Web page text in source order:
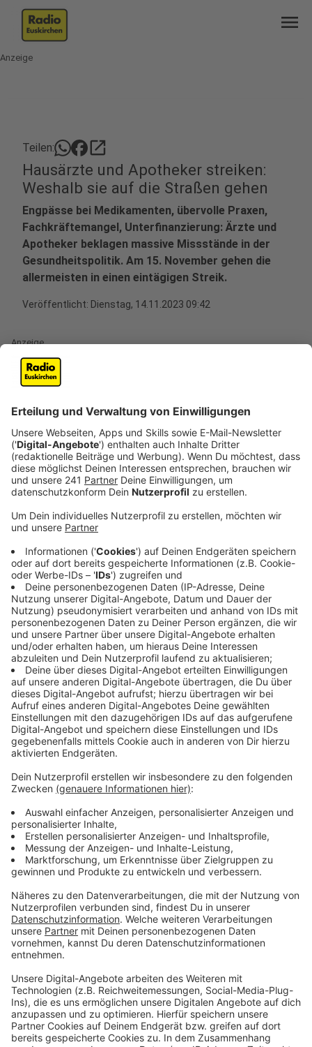
menu
Anzeige
Teilen: open_in_new
Hausärzte und Apotheker streiken:
Weshalb sie auf die Straßen gehen
Engpässe bei Medikamenten, übervolle Praxen,
Fachkräftemangel, Unterfinanzierung: Ärzte und
Apotheker beklagen massive Missstände in der
Gesundheitspolitik. Am 15. November gehen die
allermeisten in einen eintägigen Streik.
Veröffentlicht: Dienstag, 14.11.2023 09:42
Anzeige
Vergütung bleiben am kommenden Mittwoch viele
Apotheken und Arztpraxen in Nordrhein-Westfalen
geschlossen. Apotheker-, Hausarzt-, und
Zahnarztverbände haben zum gemeinsamen
Protesttag gegen die Gesundheitspolitik der
Bundesregierung in Nordrhein-Westfalen aufgerufen.
Zu einer zentralen Kundgebung am Mittag in Dortmund
erwartet derApothekerverband
Tausende Teilnehmer
Saarland und Hessen. Auch Ärzte wollen dort
demonstrieren.
Anzeige
Hausärzte versichern: Notfallversorgung
sichergestellt
Anzeige
Die Hausärzteverbände Nordrhein und Westfalen-
Lippe haben ihre Mitglieder aufgefordert, die Praxen
spätestens ab 10 Uhr zu schließen und stattdessen an
Online-Fortbildungen teilzunehmen. Eine
Notfallversorgung sei aber sichergestellt, hieß es.
Patienten seien aufgefordert, ihre Rezepte für
Medikamente noch am Vortag einzulösen, um nicht auf
die Notdienst-Apotheke zurückgreifen zu müssen.In
Notfällen gibt es eine Übersicht über Not-
Apothekendienste auf der Internetseite "Aponet". Der
Bereitschaftsdienst der Ärzte ist unter der Nummer
116117 zu erreichen.
Anzeige
Schon im Sommer 2023 wurde in Deutschland seitens
Apotheker demonstriert.